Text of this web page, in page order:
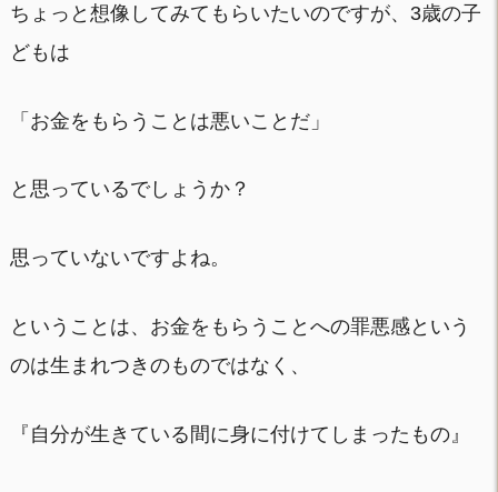
ちょっと想像してみてもらいたいのですが、3歳の子
どもは
「お金をもらうことは悪いことだ」
と思っているでしょうか？
思っていないですよね。
ということは、お金をもらうことへの罪悪感という
のは生まれつきのものではなく、
『自分が生きている間に身に付けてしまったもの』